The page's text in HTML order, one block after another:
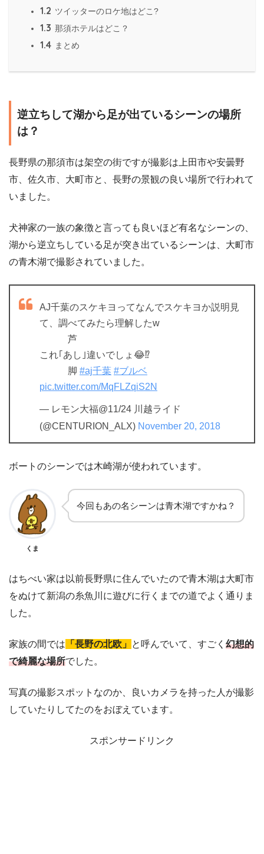
1.2 ツイッターのロケ地はどこ?
1.3 那須ホテルはどこ？
1.4 まとめ
逆立ちして湖から足が出ているシーンの場所
は？
長野県の那須市は架空の街ですが撮影は上田市や安曇野
市、佐久市、大町市と、長野の景観の良い場所で行われて
いました。
犬神家の一族の象徴と言っても良いほど有名なシーンの、
湖から逆立ちしている足が突き出ているシーンは、大町市
の青木湖で撮影されていました。
AJ千葉のスケキヨってなんでスケキヨか説明見
て、調べてみたら理解したw
芦
これ｢あし｣違いでしょ😂⁉
脚 #aj千葉 #ブルベ
pic.twitter.com/MqFLZqiS2N
— レモン大福@11/24 川越ライド
(@CENTURION_ALX) November 20, 2018
ボートのシーンでは木崎湖が使われています。
くま
今回もあの名シーンは青木湖ですかね？
はちべい家は以前長野県に住んでいたので青木湖は大町市
をぬけて新潟の糸魚川に遊びに行くまでの道でよく通りま
した。
家族の間では 「長野の北欧」 と呼んでいて、すごく 幻想的
で綺麗な場所でした。
写真の撮影スポットなのか、良いカメラを持った人が撮影
していたりしてたのをおぼえています。
スポンサードリンク